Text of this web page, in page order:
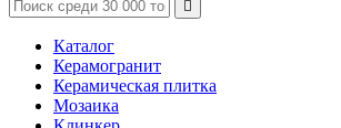

Каталог
Керамогранит
Керамическая плитка
Мозаика